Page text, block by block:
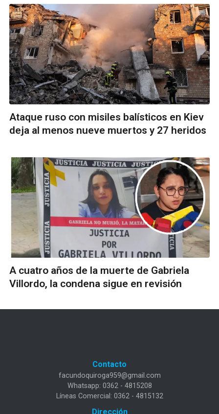
Ataque ruso con misiles balísticos en Kiev
deja al menos nueve muertos y 27 heridos
A cuatro años de la muerte de Gabriela
Villordo, la condena sigue en revisión
Contacto
facundoquiroga959@gmail.com
Whatsapp: 0362 - 4815208
Líneas Comercial: 0362 - 4815132
Dirección